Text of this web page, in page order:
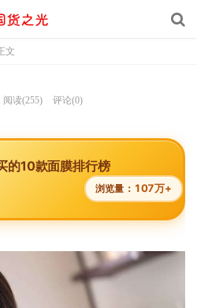
文
阅读(255) 评论(0)
的10款面膜排行榜
浏览量： 107万+